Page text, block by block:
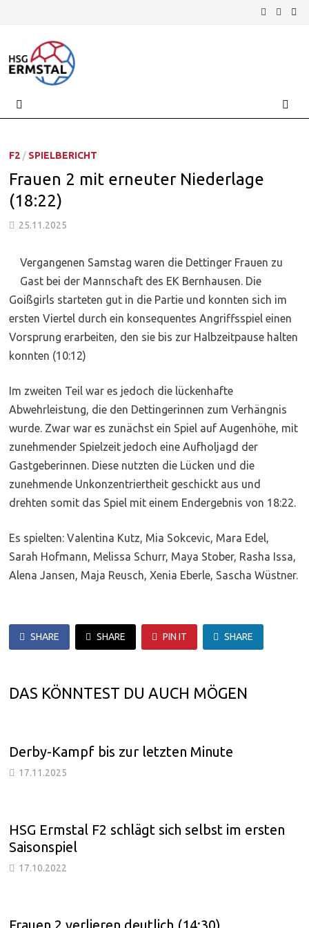
F2/ SPIELBERICHT
Frauen 2 mit erneuter Niederlage
(18:22)
25.11.2025
Vergangenen Samstag waren die Dettinger Frauen zu
Gast bei der Mannschaft des EK Bernhausen. Die
Goißgirls starteten gut in die Partie und konnten sich im
ersten Viertel durch ein konsequentes Angriffsspiel einen
Vorsprung erarbeiten, den sie bis zur Halbzeitpause halten
konnten (10:12)
Im zweiten Teil war es jedoch die lückenhafte
Abwehrleistung, die den Dettingerinnen zum Verhängnis
wurde. Zwar war es zunächst ein Spiel auf Augenhöhe, mit
zunehmender Spielzeit jedoch eine Aufholjagd der
Gastgeberinnen. Diese nutzten die Lücken und die
zunehmende Unkonzentriertheit geschickt aus und
drehten somit das Spiel mit einem Endergebnis von 18:22.
Es spielten: Valentina Kutz, Mia Sokcevic, Mara Edel,
Sarah Hofmann, Melissa Schurr, Maya Stober, Rasha Issa,
Alena Jansen, Maja Reusch, Xenia Eberle, Sascha Wüstner.
SHARE SHARE PIN IT SHARE
DAS KÖNNTEST DU AUCH MÖGEN
Derby-Kampf bis zur letzten Minute
17.11.2025
HSG Ermstal F2 schlägt sich selbst im ersten
Saisonspiel
17.10.2022